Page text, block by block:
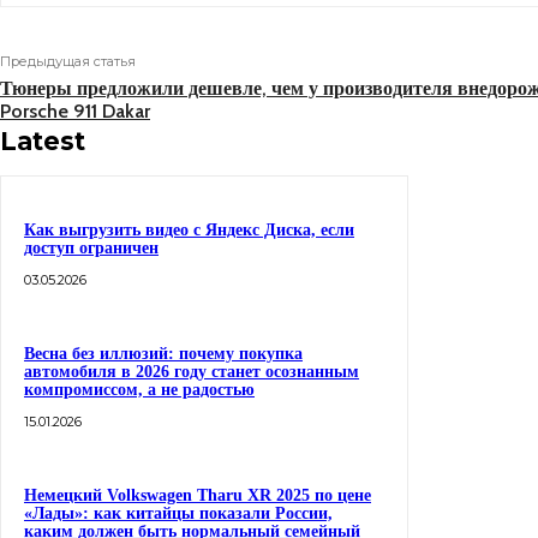
Предыдущая статья
Тюнеры предложили дешевле, чем у производителя
Porsche 911 Dakar
Latest
Как выгрузить видео с Яндекс Диска, если
доступ ограничен
03.05.2026
Весна без иллюзий: почему покупка
автомобиля в 2026 году станет осознанным
компромиссом, а не радостью
15.01.2026
Немецкий Volkswagen Tharu XR 2025 по цене
«Лады»: как китайцы показали России,
каким должен быть нормальный семейный